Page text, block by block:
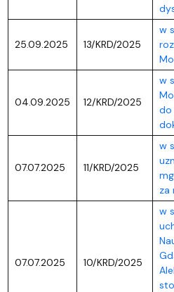
25.09.2025 13/KRD/2025
w
04.09.2025 12/KRD/2025
w
do
07.07.2025 11/KRD/2025
w
za
07.07.2025 10/KRD/2025
w